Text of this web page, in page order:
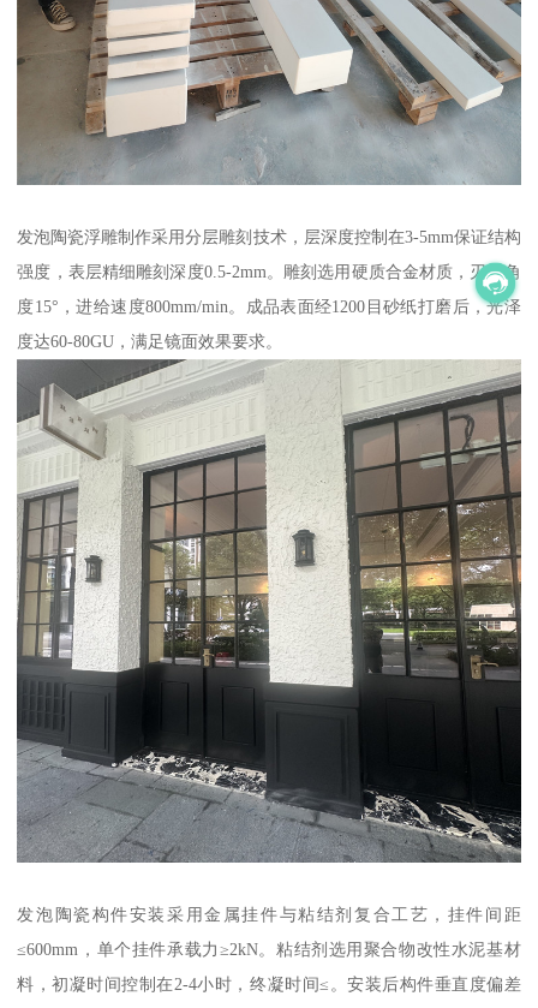
发泡陶瓷浮雕制作采用分层雕刻技术，层深度控制在3-5mm保证结构
强度，表层精细雕刻深度0.5-2mm。雕刻选用硬质合金材质，刃口角
度15°，进给速度800mm/min。成品表面经1200目砂纸打磨后，光泽
度达60-80GU，满足镜面效果要求。
发泡陶瓷构件安装采用金属挂件与粘结剂复合工艺，挂件间距
≤600mm，单个挂件承载力≥2kN。粘结剂选用聚合物改性水泥基材
料，初凝时间控制在2-4小时，终凝时间≤。安装后构件垂直度偏差